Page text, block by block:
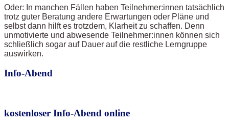
Oder: In manchen Fällen haben Teilnehmer:innen tatsächlich
trotz guter Beratung andere Erwartungen oder Pläne und
selbst dann hilft es trotzdem, Klarheit zu schaffen. Denn
unmotivierte und abwesende Teilnehmer:innen können sich
schließlich sogar auf Dauer auf die restliche Lerngruppe
auswirken.
Info-Abend
kostenloser Info-Abend online